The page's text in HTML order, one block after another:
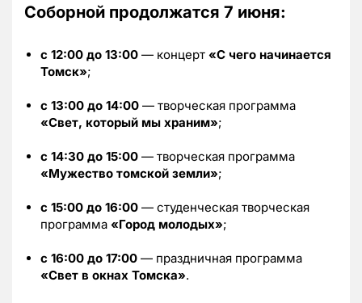
Соборной продолжатся 7 июня:
c 12:00 до 13:00 — концерт «С чего начинается
Томск»;
с 13:00 до 14:00 — творческая программа
«Свет, который мы храним»;
с 14:30 до 15:00 — творческая программа
«Мужество томской земли»;
c 15:00 до 16:00 — студенческая творческая
программа «Город молодых»;
с 16:00 до 17:00 — праздничная программа
«Свет в окнах Томска».